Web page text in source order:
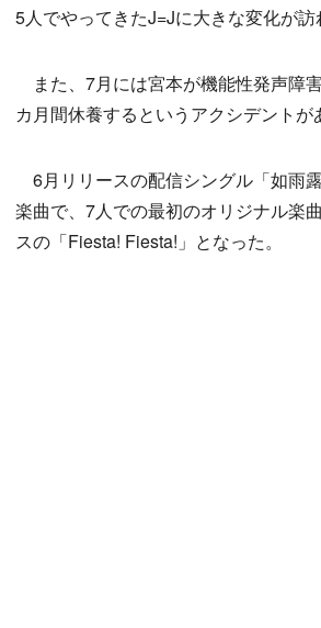
5人でやってきたJ=Jに大きな変化が訪
また、7月には宮本が機能性発声障
カ月間休養するというアクシデントが
6月リリースの配信シングル「如雨
楽曲で、7人での最初のオリジナル楽
スの「Fiesta! Fiesta!」となった。